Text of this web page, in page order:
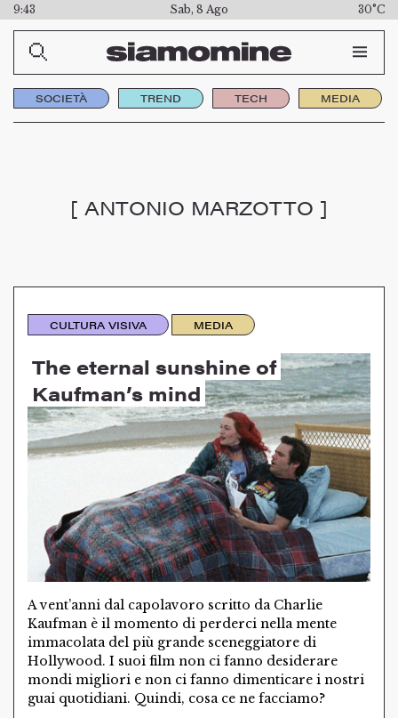
9:43 Sab, 8 Ago 30°C
SOCIETÀ TREND TECH MEDIA
[ ANTONIO MARZOTTO ]
CULTURA VISIVA MEDIA
The eternal sunshine of
Kaufman’s mind
A vent’anni dal capolavoro scritto da Charlie
Kaufman è il momento di perderci nella mente
immacolata del più grande sceneggiatore di
Hollywood. I suoi film non ci fanno desiderare
mondi migliori e non ci fanno dimenticare i nostri
guai quotidiani. Quindi, cosa ce ne facciamo?